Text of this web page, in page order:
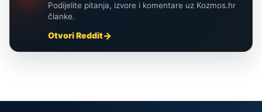
Podijelite pitanja, izvore i komentare uz Kozmos.hr
članke.
Otvori Reddit